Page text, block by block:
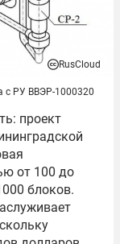
RusCloud
с РУ ВВЭР-1000320
проект
от 100 до
блоков.